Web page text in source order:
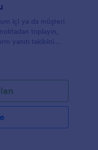
içi ya da müşteri
toplayın,
yanıtı takibini